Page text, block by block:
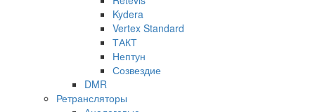
Kydera
Vertex Standard
ТАКТ
Нептун
Созвездие
DMR
Ретрансляторы